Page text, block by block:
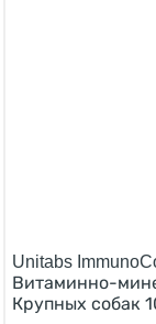
Unitabs
Витаминно-
Крупных собак